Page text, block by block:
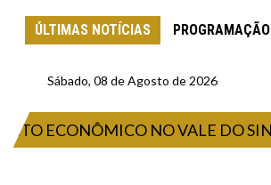
ÚLTIMAS NOTÍCIAS PROGRAMAÇÃO
Sábado, 08 de Agosto de 2026
NO VALE DO SINOS